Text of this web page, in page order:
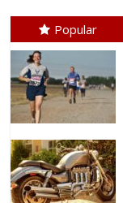
Popular